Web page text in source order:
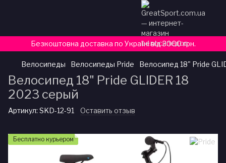
Безкоштовна доставка по Україні від 3000 грн.
Велосипеды Велосипеды Pride Велосипед 18" Pride
Велосипед 18" Pride GLIDER 18
2023 серый
Артикул: SKD-12-91 Оставить отзыв
Бесплатно курьером